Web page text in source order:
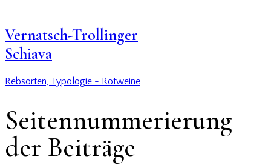
Vernatsch-Trollinger
Schiava
Rebsorten, Typologie - Rotweine
Seitennummerierung
der Beiträge